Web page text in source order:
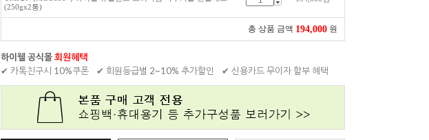
(250gx2통)
총 상품 금액 194,000 원
하이웰 공식몰회원혜택
✔ 카톡친구시 10%쿠폰
✔ 회원등급별 2~10% 추가할인 ✔ 신용카드 무이자 할부 혜택